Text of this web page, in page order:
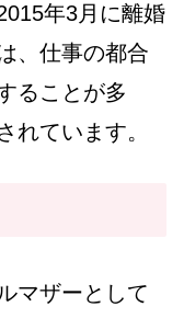
年3月に離婚
、仕事の都合
ることが多
れています。
マザーとして